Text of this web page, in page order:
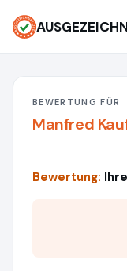
BEWERTUNG FÜR
Manfred
Bewertung: